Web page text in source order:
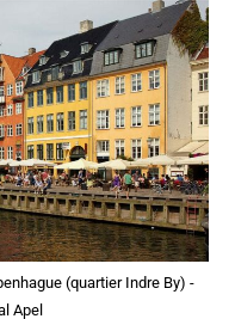
(quartier Indre By) -
Apel